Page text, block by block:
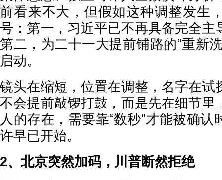
前看来不大，但假如这种调整发生
号：第一，习近平已不再具备完全主
第二，为二十一大提前铺路的“重新
启动。
镜头在缩短，位置在调整，名字在试
不会提前敲锣打鼓，而是先在细节里
人的存在，需要靠“数秒”才能被确
许早已开始。
2、北京突然加码，川普断然拒绝